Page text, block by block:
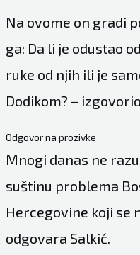
Na ovome on gradi
ga: Da li je odustao
ruke od njih ili je
Dodikom? –
Odgovor na prozivke
Mnogi danas ne
suštinu problema
Hercegovine koji se
odgovara Salkić.